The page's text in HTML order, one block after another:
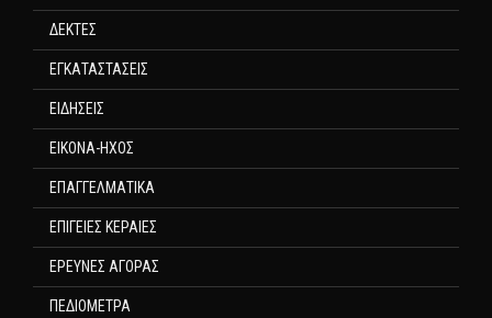
ΔΕΚΤΕΣ
ΕΓΚΑΤΑΣΤΑΣΕΙΣ
ΕΙΔΗΣΕΙΣ
ΕΙΚΟΝΑ-ΗΧΟΣ
ΕΠΑΓΓΕΛΜΑΤΙΚΑ
ΕΠΙΓΕΙΕΣ ΚΕΡΑΙΕΣ
ΕΡΕΥΝΕΣ ΑΓΟΡΑΣ
ΠΕΔΙΟΜΕΤΡΑ